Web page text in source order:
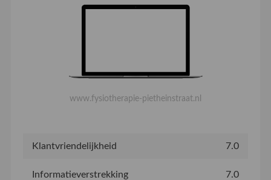
www.fysiotherapie-pietheinstraat.nl
Klantvriendelijkheid 7.0
Informatieverstrekking 7.0